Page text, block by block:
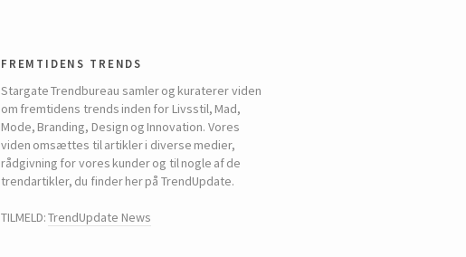
fremtidens trends
Stargate Trendbureau samler og kuraterer viden
om fremtidens trends inden for Livsstil, Mad,
Mode, Branding, Design og Innovation. Vores
viden omsættes til artikler i diverse medier,
rådgivning for vores kunder og til nogle af de
trendartikler, du finder her på TrendUpdate.
TILMELD:TrendUpdate News